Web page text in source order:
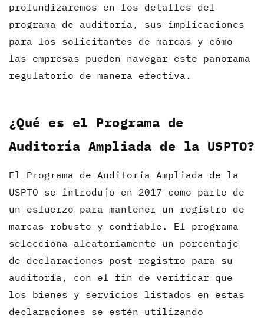
profundizaremos en los detalles del
programa de auditoría, sus implicaciones
para los solicitantes de marcas y cómo
las empresas pueden navegar este panorama
regulatorio de manera efectiva.
¿Qué es el Programa de
Auditoría Ampliada de la USPTO?
El Programa de Auditoría Ampliada de la
USPTO se introdujo en 2017 como parte de
un esfuerzo para mantener un registro de
marcas robusto y confiable. El programa
selecciona aleatoriamente un porcentaje
de declaraciones post-registro para su
auditoría, con el fin de verificar que
los bienes y servicios listados en estas
declaraciones se estén utilizando